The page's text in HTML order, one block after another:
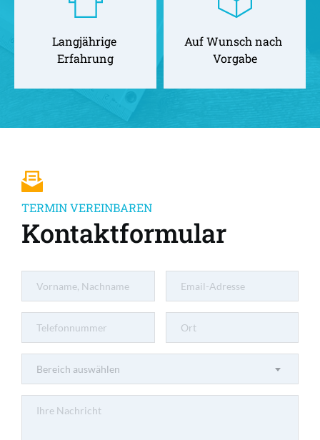
Langjährige
Erfahrung
Auf Wunsch nach
Vorgabe
TERMIN VEREINBAREN
Kontaktformular
Bereich auswählen